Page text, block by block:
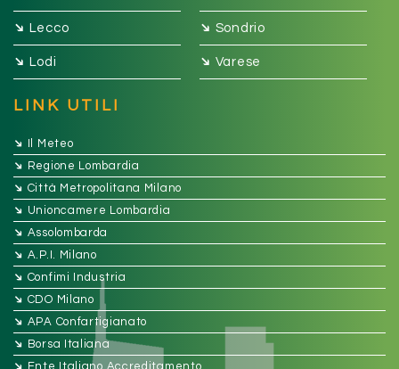
➔ Lecco ➔ Sondrio
➔ Lodi ➔ Varese
LINK UTILI
➔ Il Meteo
➔ Regione Lombardia
➔ Città Metropolitana Milano
➔ Unioncamere Lombardia
➔ Assolombarda
➔ A.P.I. Milano
➔ Confimi Industria
➔ CDO Milano
➔ APA Confartigianato
➔ Borsa Italiana
Ente Italiano Accreditamento